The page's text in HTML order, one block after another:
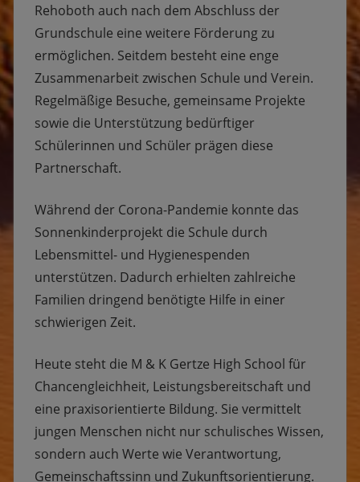
Rehoboth auch nach dem Abschluss der
Grundschule eine weitere Förderung zu
ermöglichen. Seitdem besteht eine enge
Zusammenarbeit zwischen Schule und Verein.
Regelmäßige Besuche, gemeinsame Projekte
sowie die Unterstützung bedürftiger
Schülerinnen und Schüler prägen diese
Partnerschaft.
Während der Corona-Pandemie konnte das
Sonnenkinderprojekt die Schule durch
Lebensmittel- und Hygienespenden
unterstützen. Dadurch erhielten zahlreiche
Familien dringend benötigte Hilfe in einer
schwierigen Zeit.
Heute steht die M & K Gertze High School für
Chancengleichheit, Leistungsbereitschaft und
eine praxisorientierte Bildung. Sie vermittelt
jungen Menschen nicht nur schulisches Wissen,
sondern auch Werte wie Verantwortung,
Gemeinschaftssinn und Zukunftsorientierung.